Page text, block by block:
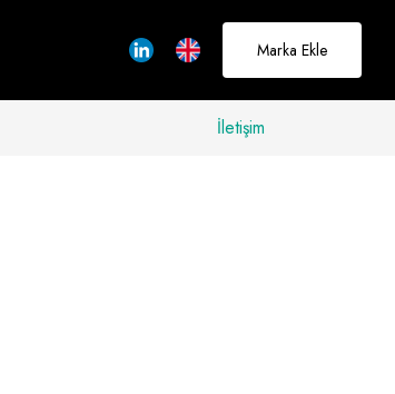
Marka Ekle
İletişim